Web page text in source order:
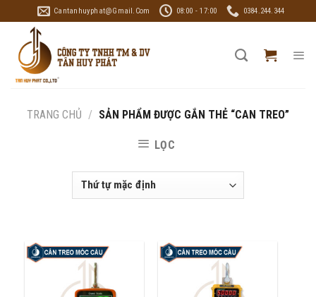
to
content
Cantanhuyphat@gmail.com 08:00 - 17:00 0384.244.344
TRANG CHỦ / SẢN PHẨM ĐƯỢC GẮN THẺ “CAN TREO”
LỌC